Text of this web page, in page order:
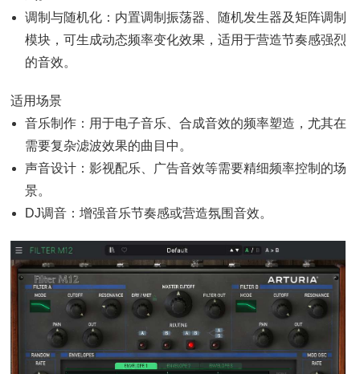
调制与随机化：内置调制振荡器、随机发生器及矩阵调制
模块，可生成动态频率变化效果，适用于营造节奏感强烈
的音效。
适用场景
音乐制作：用于电子音乐、合成音效的频率塑造，尤其在
需要复杂滤波效果的曲目中。
声音设计：影视配乐、广告音效等需要精细频率控制的场
景。
DJ调音：增强音乐节奏感或营造氛围音效。